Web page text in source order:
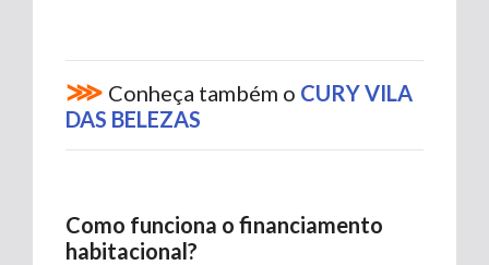
⋙ Conheça também o CURY VILA
DAS BELEZAS
Como funciona o financiamento
habitacional?